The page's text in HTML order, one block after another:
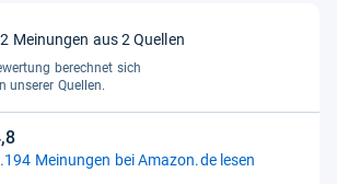
Holz
wood
T
33307
Meinungen aus 2 Quellen
berechnet sich
unserer Quellen.
Meinungen bei Amazon.de lesen